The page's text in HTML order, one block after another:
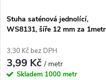
Stuha saténová jednolící,
WS8131, šíře 12 mm za 1metr
3,30 Kč bez DPH
3,99 Kč/ metr
Skladem 1000 metr